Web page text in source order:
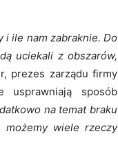
i ile nam zabraknie. Do
uciekali z obszarów,
prezes zarządu firmy
usprawniają sposób
na temat braku
wiele rzeczy